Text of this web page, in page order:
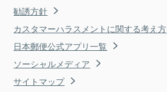
勧誘方針
カスタマーハラスメントに関する考え方
日本郵便公式アプリ一覧
ソーシャルメディア
サイトマップ